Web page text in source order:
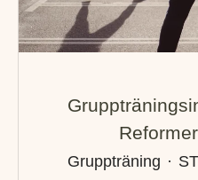
Gruppträning ·